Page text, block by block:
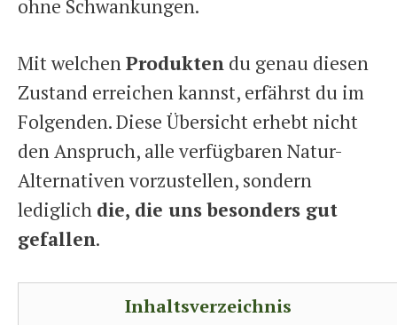
ohne Schwankungen.
Mit welchenProdukten du genau diesen
Zustand erreichen kannst, erfährst du im
Folgenden. Diese Übersicht erhebt nicht
den Anspruch, alle verfügbaren Natur-
Alternativen vorzustellen, sondern
lediglich die, die uns besonders gut
gefallen.
Inhaltsverzeichnis